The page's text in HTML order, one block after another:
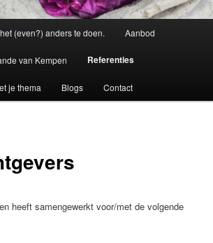
(even?) anders te doen. Aanbod
van Kempen Referenties
je thema Blogs Contact
heeft samengewerkt voor/met de volgende